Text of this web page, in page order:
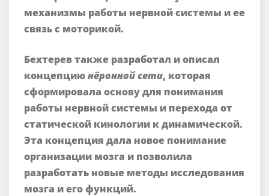
механизмы работы нервной системы и ее
связь с моторикой.
Бехтерев также разработал и описал
концепциюнёронной сети, которая
сформировала основу для понимания
работы нервной системы и перехода от
статической кинологии к динамической.
Эта концепция дала новое понимание
организации мозга и позволила
разработать новые методы исследования
мозга и его функций.